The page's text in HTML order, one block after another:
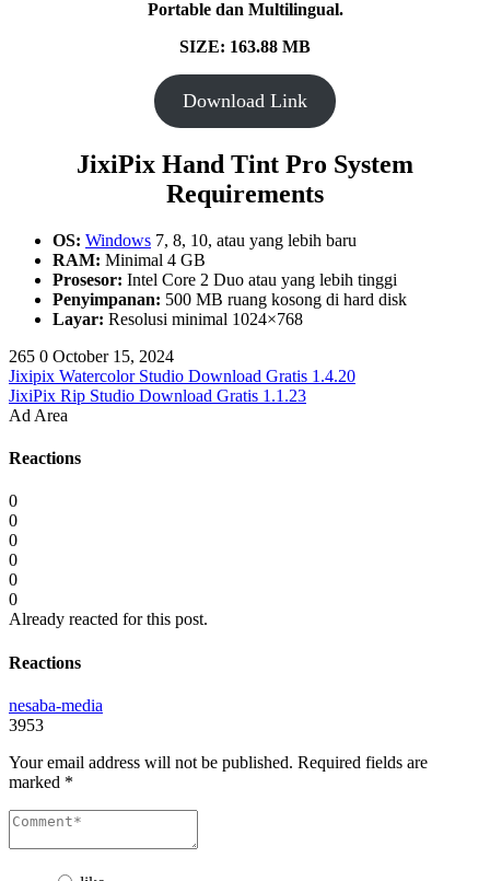
Portable dan Multilingual.
SIZE: 163.88 MB
Download Link
JixiPix Hand Tint Pro System
Requirements
OS: Windows 7, 8, 10, atau yang lebih baru
RAM: Minimal 4 GB
Prosesor: Intel Core 2 Duo atau yang lebih tinggi
Penyimpanan: 500 MB ruang kosong di hard disk
Layar: Resolusi minimal 1024×768
265 0 October 15, 2024
Jixipix Watercolor Studio Download Gratis 1.4.20
JixiPix Rip Studio Download Gratis 1.1.23
Ad Area
Reactions
0
0
0
0
0
0
Already reacted for this post.
Reactions
nesaba-media
3953
Your email address will not be published. Required fields are
marked *